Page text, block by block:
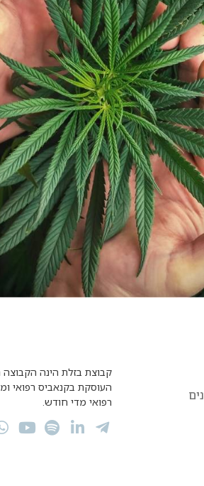
קבוצת בזלת הינה הקבוצה
העוסקת בקנאביס רפואי
רפואי מדי חודש.